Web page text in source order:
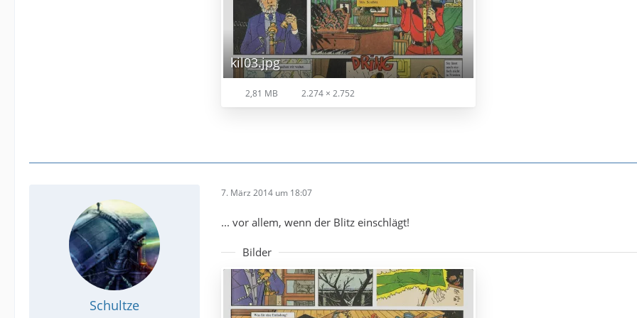
kil03.jpg
2,81 MB 2.274 × 2.752
Schultze
7. März 2014 um 18:07
... vor allem, wenn der Blitz einschlägt!
Bilder